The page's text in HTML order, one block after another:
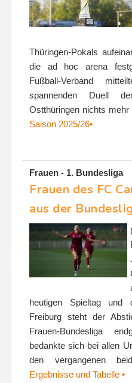
Thüringen-Pokals
die ad hoc arena
Fußball-Verband
spannenden Duell
Ostthüringen nichts mehr
Saison 2025/26•
Frauen - 1. Bundesliga
Frauen des FC
aus der
heutigen Spieltag und
Freiburg steht der
Frauen-Bundesliga
bedankte sich bei allen
den vergangenen
Ergebnisse und Tabelle •